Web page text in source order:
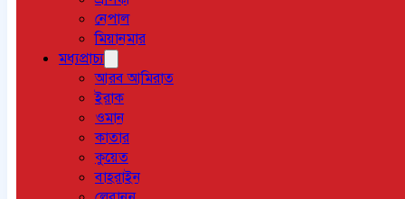
নেপাল
মিয়ানমার
মধ্যপ্রাচ্য
আরব আমিরাত
ইরাক
ওমান
কাতার
কুয়েত
বাহরাইন